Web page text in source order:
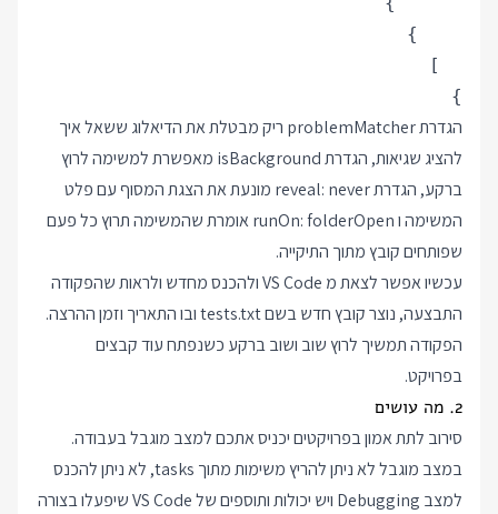
}
הגדרת problemMatcher ריק מבטלת את הדיאלוג ששאל איך
להציג שגיאות, הגדרת isBackground מאפשרת למשימה לרוץ
ברקע, הגדרת reveal: never מונעת את הצגת המסוף עם פלט
המשימה ו runOn: folderOpen אומרת שהמשימה תרוץ כל פעם
שפותחים קובץ מתוך התיקייה.
עכשיו אפשר לצאת מ VS Code ולהכנס מחדש ולראות שהפקודה
התבצעה, נוצר קובץ חדש בשם tests.txt ובו התאריך וזמן ההרצה.
הפקודה תמשיך לרוץ שוב ושוב ברקע כשנפתח עוד קבצים
בפרויקט.
2. מה עושים
סירוב לתת אמון בפרויקטים יכניס אתכם למצב מוגבל בעבודה.
במצב מוגבל לא ניתן להריץ משימות מתוך tasks, לא ניתן להכנס
למצב Debugging ויש יכולות ותוספים של VS Code שיפעלו בצורה